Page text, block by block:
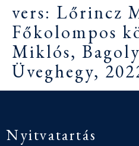
vers: Lőrincz
Főkolompos
Miklós,
Üveghegy,
Nyitvatartás